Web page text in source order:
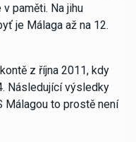
paměti. Na jihu
je Málaga až na 12.
z října 2011, kdy
Následující výsledky
Málagou to prostě není